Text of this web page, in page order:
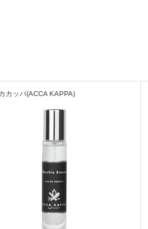
カッパ(ACCA KAPPA)